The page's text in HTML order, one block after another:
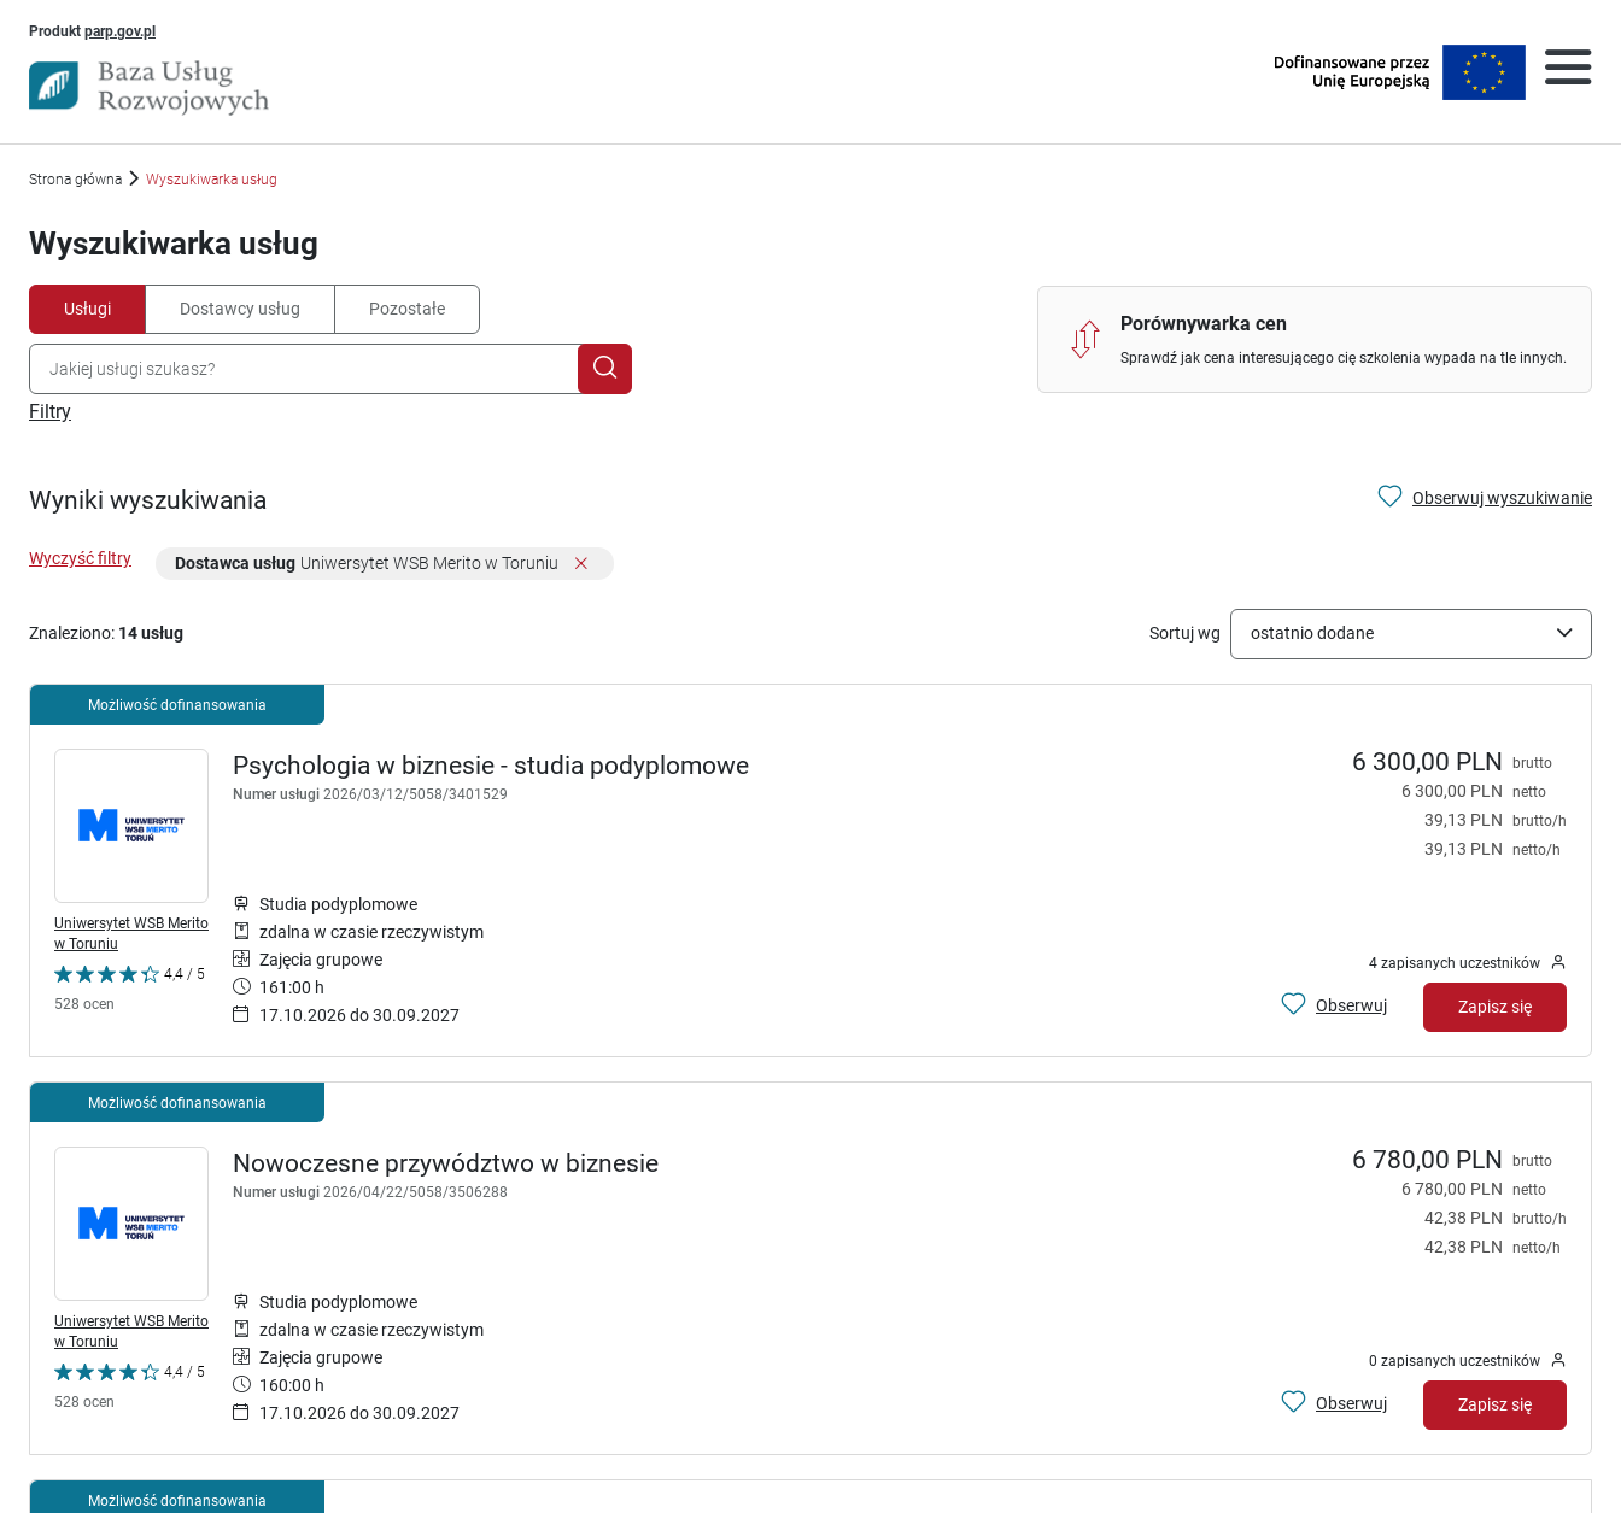
Produkt parp.gov.plUwaga, link otworzy się w nowym oknie
Strona główna Wyszukiwarka usług
Wyszukiwarka usług
Usługi Dostawcy usług Pozostałe
Porównywarka cen
Sprawdź jak cena interesującego cię szkolenia wypada na tle innych.
Filtry
Wyniki wyszukiwania Obserwuj wyszukiwanie
Wyczyść filtry Dostawca usług Uniwersytet WSB Merito w Toruniu
Znaleziono: 14 usług Sortuj wg ostatnio dodane
Możliwość dofinansowania
Psychologia w biznesie - studia podyplomowe
Numer usługi 2026/03/12/5058/3401529
Uniwersytet WSB Merito
w Toruniu
4,4 / 5
528 ocen
6 300,00 PLN brutto
6 300,00 PLN netto
39,13 PLN brutto/h
39,13 PLN netto/h
Studia podyplomowe
zdalna w czasie rzeczywistym
Zajęcia grupowe
161:00 h
17.10.2026 do 30.09.2027
4 zapisanych uczestników
Obserwuj Zapisz się
Możliwość dofinansowania
Nowoczesne przywództwo w biznesie
Numer usługi 2026/04/22/5058/3506288
Uniwersytet WSB Merito
w Toruniu
4,4 / 5
528 ocen
6 780,00 PLN brutto
6 780,00 PLN netto
42,38 PLN brutto/h
42,38 PLN netto/h
Studia podyplomowe
zdalna w czasie rzeczywistym
Zajęcia grupowe
160:00 h
17.10.2026 do 30.09.2027
0 zapisanych uczestników
Obserwuj Zapisz się
Możliwość dofinansowania